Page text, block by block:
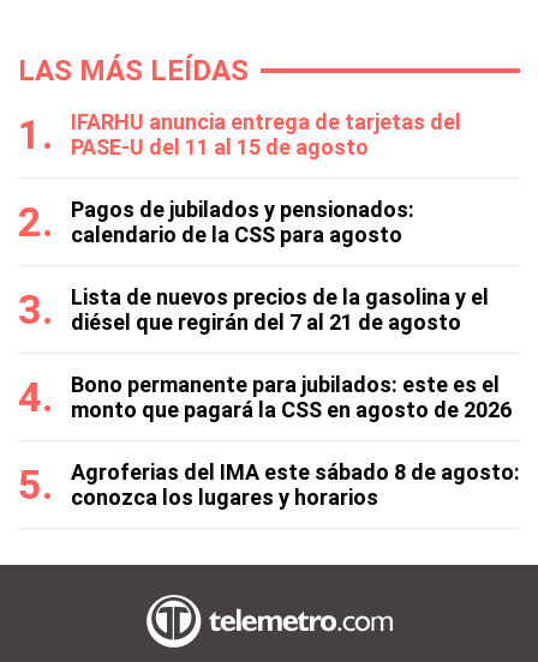
LAS MÁS LEÍDAS
IFARHU anuncia entrega de tarjetas del
PASE-U del 11 al 15 de agosto
Pagos de jubilados y pensionados:
calendario de la CSS para agosto
Lista de nuevos precios de la gasolina y el
diésel que regirán del 7 al 21 de agosto
Bono permanente para jubilados: este es el
monto que pagará la CSS en agosto de 2026
Agroferias del IMA este sábado 8 de agosto:
conozca los lugares y horarios